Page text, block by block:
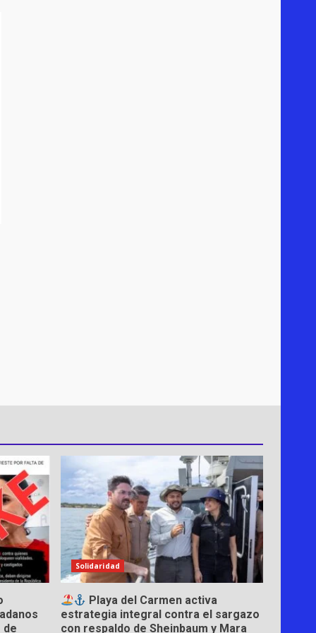
de
Solidaridad
Playa del Carmen activa
estrategia integral contra el sargazo
con respaldo de Sheinbaum y Mara